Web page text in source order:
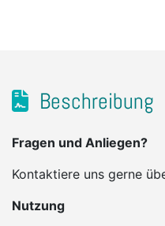
Beschreibung
Fragen und Anliegen?
Kontaktiere uns gerne
Nutzung